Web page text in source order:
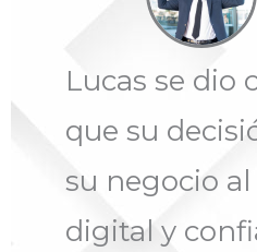
Lucas se dio
que su
su negocio
digital y